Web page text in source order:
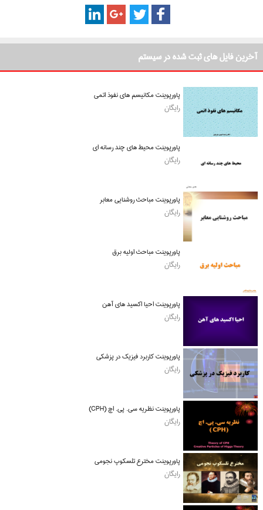
آخرین فایل های ثبت شده در سیستم
پاورپوینت مکانیسم های نفوذ اتمی
رایگان
پاورپوینت محیط های چند رسانه ای
رایگان
پاورپوینت مباحث روشنایی معابر
رایگان
پاورپوینت مباحث اولیه برق
رایگان
پاورپوینت احیا اکسید های آهن
رایگان
پاورپوینت کاربرد فیزیک در پزشکی
رایگان
پاورپوینت نظریه سی. پی. اچ (CPH)
رایگان
پاورپوینت مخترع تلسکوپ نجومی
رایگان